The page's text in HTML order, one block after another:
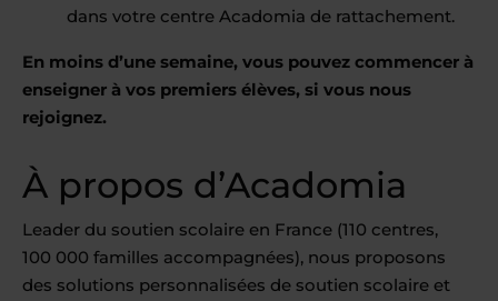
dans votre centre Acadomia de rattachement.
En moins d’une semaine, vous pouvez commencer à
enseigner à vos premiers élèves, si vous nous
rejoignez.
À propos d’Acadomia
Leader du soutien scolaire en France (110 centres,
100 000 familles accompagnées), nous proposons
des solutions personnalisées de soutien scolaire et